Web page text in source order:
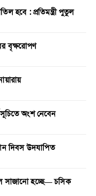
হবে : প্রতিমন্ত্রী পুতুল
বৃক্ষরোপণ
অংশ নেবেন
দিবস উদযাপিত
সাজানো হচ্ছে— চসিক